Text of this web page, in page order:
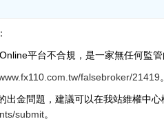
平台不合規，是一家無任何監
falsebroker/21419
出金問題，建議可以在我站維權中
submit。